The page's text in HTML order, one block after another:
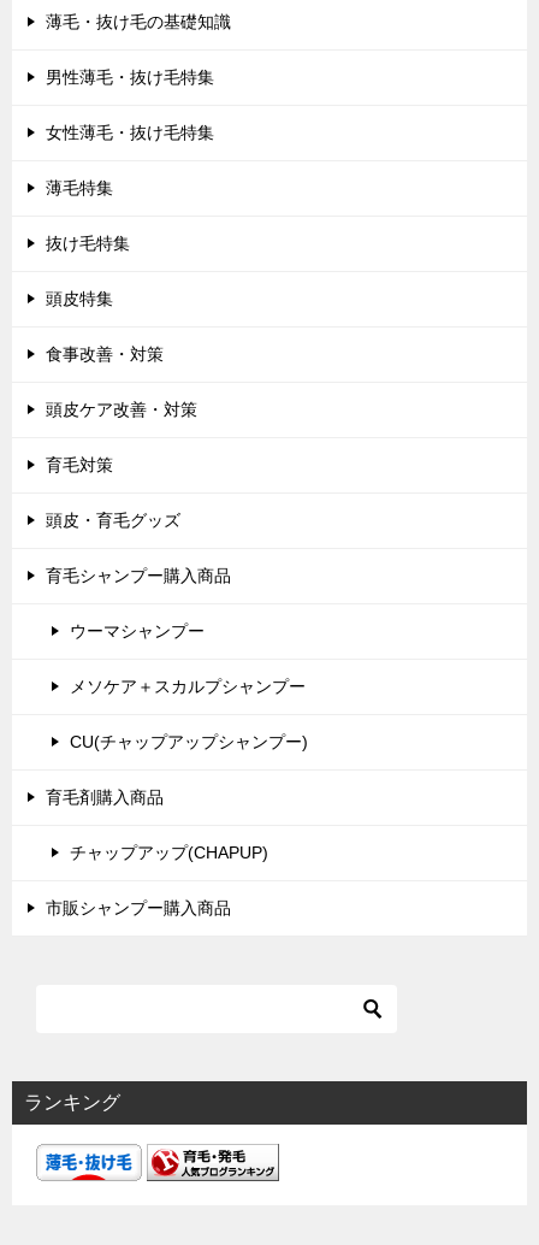
薄毛・抜け毛の基礎知識
男性薄毛・抜け毛特集
女性薄毛・抜け毛特集
薄毛特集
抜け毛特集
頭皮特集
食事改善・対策
頭皮ケア改善・対策
育毛対策
頭皮・育毛グッズ
育毛シャンプー購入商品
ウーマシャンプー
メソケア＋スカルプシャンプー
CU(チャップアップシャンプー)
育毛剤購入商品
チャップアップ(CHAPUP)
市販シャンプー購入商品
ランキング